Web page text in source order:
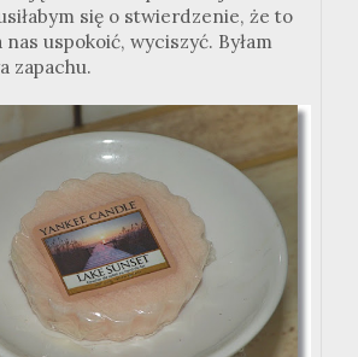
się o stwierdzenie, że to
uspokoić, wyciszyć. Byłam
zapachu.